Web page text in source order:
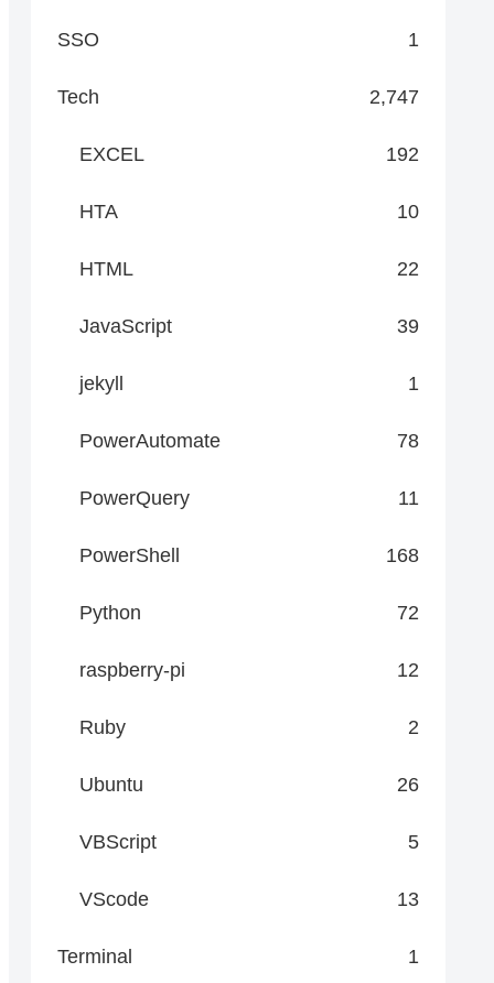
SSO 1
Tech 2,747
EXCEL 192
HTA 10
HTML 22
JavaScript 39
jekyll 1
PowerAutomate 78
PowerQuery 11
PowerShell 168
Python 72
raspberry-pi 12
Ruby 2
Ubuntu 26
VBScript 5
VScode 13
Terminal 1